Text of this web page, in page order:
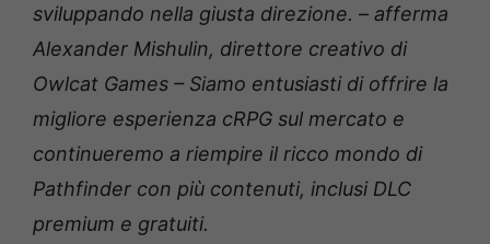
sviluppando nella giusta direzione. – afferma
Alexander Mishulin, direttore creativo di
Owlcat Games – Siamo entusiasti di offrire la
migliore esperienza cRPG sul mercato e
continueremo a riempire il ricco mondo di
Pathfinder con più contenuti, inclusi DLC
premium e gratuiti.